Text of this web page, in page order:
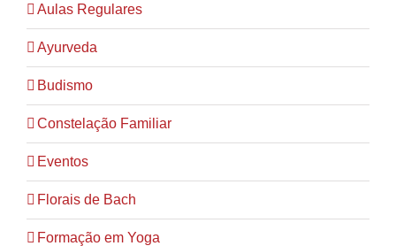
Aulas Regulares
Ayurveda
Budismo
Constelação Familiar
Eventos
Florais de Bach
Formação em Yoga